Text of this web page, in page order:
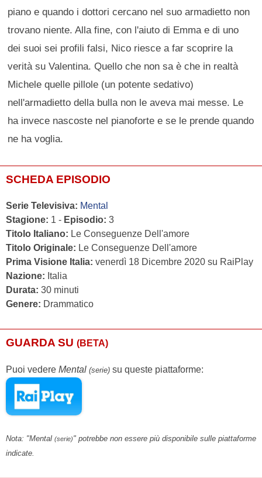
piano e quando i dottori cercano nel suo armadietto non
trovano niente. Alla fine, con l'aiuto di Emma e di uno
dei suoi sei profili falsi, Nico riesce a far scoprire la
verità su Valentina. Quello che non sa è che in realtà
Michele quelle pillole (un potente sedativo)
nell'armadietto della bulla non le aveva mai messe. Le
ha invece nascoste nel pianoforte e se le prende quando
ne ha voglia.
SCHEDA EPISODIO
Serie Televisiva: Mental
Stagione: 1 - Episodio: 3
Titolo Italiano: Le Conseguenze Dell'amore
Titolo Originale: Le Conseguenze Dell'amore
Prima Visione Italia: venerdì 18 Dicembre 2020 su RaiPlay
Nazione: Italia
Durata: 30 minuti
Genere: Drammatico
GUARDA SU (BETA)
Puoi vedere Mental (serie) su queste piattaforme:
Nota: "Mental (serie)" potrebbe non essere più disponibile sulle piattaforme
indicate.